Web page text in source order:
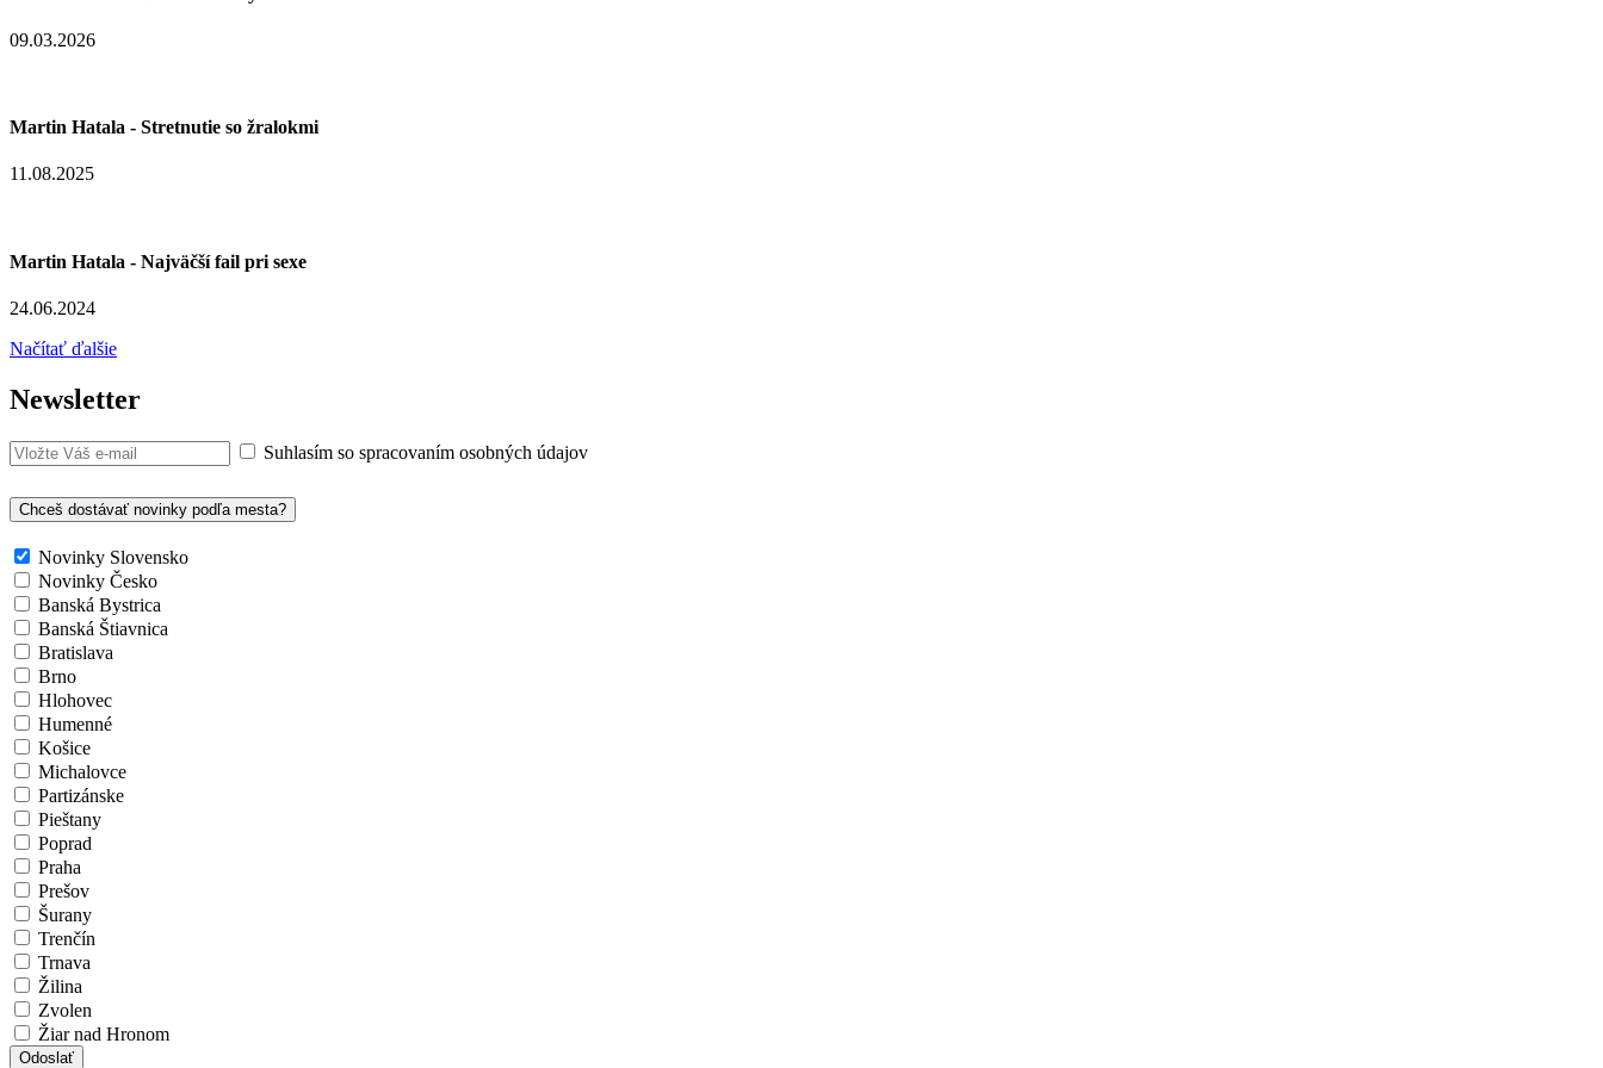
09.03.2026
Martin Hatala - Stretnutie so žralokmi
11.08.2025
Martin Hatala - Najväčší fail pri sexe
24.06.2024
Načítať ďalšie
Newsletter
Suhlasím so spracovaním osobných údajov
Chceš dostávať novinky podľa mesta?
Novinky Slovensko
Novinky Česko
Banská Bystrica
Banská Štiavnica
Bratislava
Brno
Hlohovec
Humenné
Košice
Michalovce
Partizánske
Pieštany
Poprad
Praha
Prešov
Šurany
Trenčín
Trnava
Žilina
Zvolen
Žiar nad Hronom
Odoslať